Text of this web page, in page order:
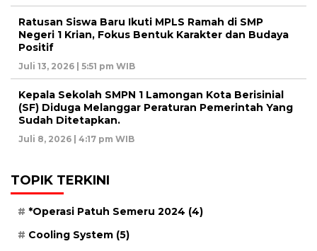
Ratusan Siswa Baru Ikuti MPLS Ramah di SMP
Negeri 1 Krian, Fokus Bentuk Karakter dan Budaya
Positif
Juli 13, 2026 | 5:51 pm WIB
Kepala Sekolah SMPN 1 Lamongan Kota Berisinial
(SF) Diduga Melanggar Peraturan Pemerintah Yang
Sudah Ditetapkan.
Juli 8, 2026 | 4:17 pm WIB
TOPIK TERKINI
*Operasi Patuh Semeru 2024 (4)
Cooling System (5)